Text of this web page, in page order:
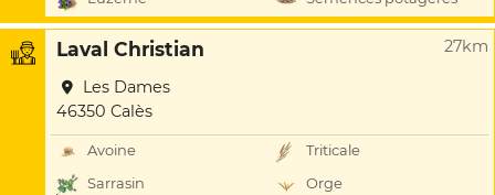
Laval Christian 27km
Les Dames
46350 Calès
Avoine
Triticale
Sarrasin
Orge